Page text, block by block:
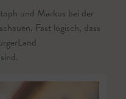
und Markus bei der
Fast logisch, dass